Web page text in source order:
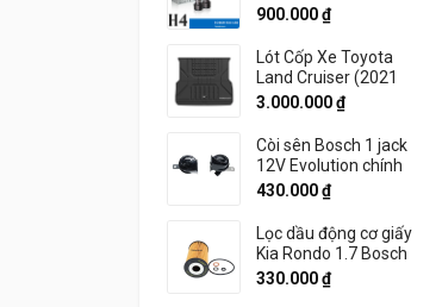
900.000₫
Lót Cốp Xe Toyota
Land Cruiser (2021
đến 2026) Thương
Hiệu 3W Chính Hãng
3.000.000₫
Còi sên Bosch 1 jack
12V Evolution chính
hãng
430.000₫
Lọc dầu động cơ giấy
Kia Rondo 1.7 Bosch
330.000₫